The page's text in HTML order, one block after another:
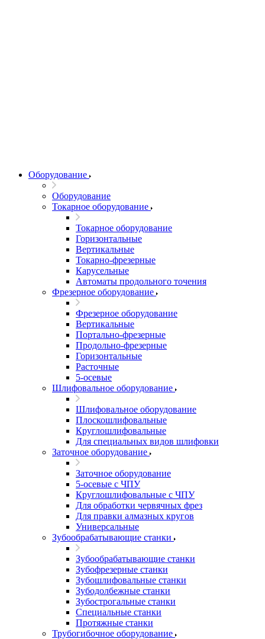
Оборудование
Оборудование
Токарное оборудование
Токарное оборудование
Горизонтальные
Вертикальные
Токарно-фрезерные
Карусельные
Автоматы продольного точения
Фрезерное оборудование
Фрезерное оборудование
Вертикальные
Портально-фрезерные
Продольно-фрезерные
Горизонтальные
Расточные
5-осевые
Шлифовальное оборудование
Шлифовальное оборудование
Плоскошлифовальные
Круглошлифовальные
Для специальных видов шлифовки
Заточное оборудование
Заточное оборудование
5-осевые с ЧПУ
Круглошлифовальные с ЧПУ
Для обработки червячных фрез
Для правки алмазных кругов
Универсальные
Зубообрабатывающие станки
Зубообрабатывающие станки
Зубофрезерные станки
Зубошлифовальные станки
Зубодолбежные станки
Зубострогальные станки
Специальные станки
Протяжные станки
Трубогибочное оборудование